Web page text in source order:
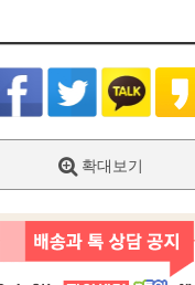
확대보기